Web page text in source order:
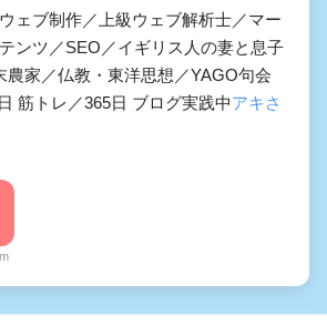
ェブ制作／上級ウェブ解析士／マー
ンツ／SEO／イギリス人の妻と息子
農家／仏教・東洋思想／YAGO句会
筋トレ／365日 ブログ実践中アキさ